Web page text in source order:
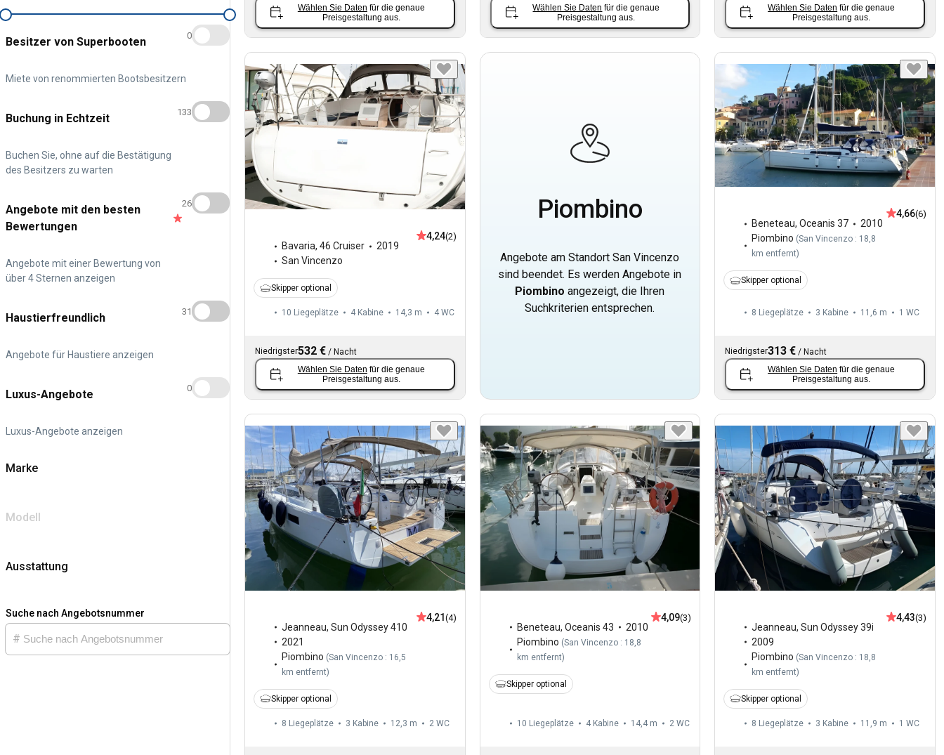
Besitzer von Superbooten
Miete von renommierten Bootsbesitzern
0
Buchung in Echtzeit
Buchen Sie, ohne auf die Bestätigung
des Besitzers zu warten
133
Angebote mit den besten
Bewertungen
Angebote mit einer Bewertung von
über 4 Sternen anzeigen
26
Haustierfreundlich
Angebote für Haustiere anzeigen
31
Luxus-Angebote
Luxus-Angebote anzeigen
0
Marke
Modell
Ausstattung
Suche nach Angebotsnummer
Wählen Sie Daten für die genaue
Preisgestaltung aus.
Wählen Sie Daten für die genaue
Preisgestaltung aus.
Wählen Sie Daten für die genaue
Preisgestaltung aus.
Bavaria, 46 Cruiser
2019
San Vincenzo
4,24(2)
Skipper optional
10 Liegeplätze 4 Kabine 14,3 m 4 WC
Niedrigster532 € / Nacht
Wählen Sie Daten für die genaue
Preisgestaltung aus.
Piombino
Angebote am Standort San Vincenzo
sind beendet. Es werden Angebote in
Piombino angezeigt, die Ihren
Suchkriterien entsprechen.
Beneteau,Oceanis 37
2010
Piombino (San Vincenzo : 18,8
km entfernt)
4,66(6)
Skipper optional
8 Liegeplätze 3 Kabine 11,6 m 1 WC
Niedrigster313 € / Nacht
Wählen Sie Daten für die genaue
Preisgestaltung aus.
Jeanneau, Sun Odyssey 410
2021
Piombino (San Vincenzo : 16,5
km entfernt)
4,21 (4)
Skipper optional
8 Liegeplätze 3 Kabine 12,3 m 2 WC
Beneteau, Oceanis 43
2010
Piombino (San Vincenzo : 18,8
km entfernt)
4,09(3)
Skipper optional
10 Liegeplätze 4 Kabine 14,4 m 2 WC
Jeanneau,Sun Odyssey 39i
2009
Piombino (San Vincenzo : 18,8
km entfernt)
4,43(3)
Skipper optional
8 Liegeplätze 3 Kabine 11,9 m 1 WC